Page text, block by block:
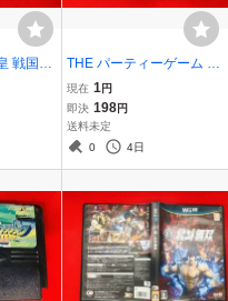
戦国バ
！！ 良
THE パーティーゲーム 最
安販売！！ １円スタート
現在 1 円
即決 198円
送料未定
0
4日